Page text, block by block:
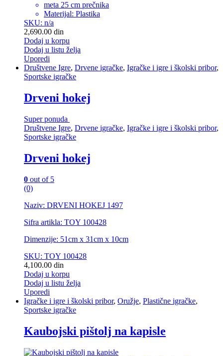
meta 25 cm prečnika
Materijal: Plastika
SKU: n/a
2,690.00 din
Dodaj u korpu
Dodaj u listu želja
Uporedi
Društvene Igre, Drvene igračke, Igračke i igre i školski pribor,
Sportske igračke
Drveni hokej
Super ponuda
Društvene Igre, Drvene igračke, Igračke i igre i školski pribor,
Sportske igračke
Drveni hokej
0 out of 5
(0)
Naziv: DRVENI HOKEJ 1497
Sifra artikla: TOY 100428
Dimenzije: 51cm x 31cm x 10cm
SKU: TOY 100428
4,100.00 din
Dodaj u korpu
Dodaj u listu želja
Uporedi
Igračke i igre i školski pribor, Oružje, Plastične igračke,
Sportske igračke
Kaubojski pištolj na kapisle